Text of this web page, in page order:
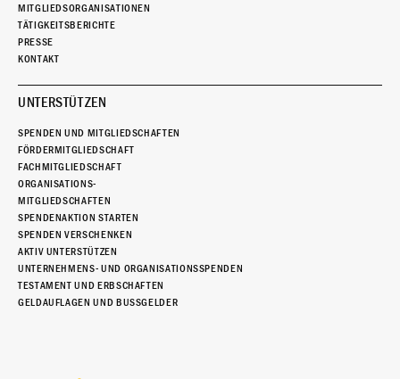
MITGLIEDSORGANISATIONEN
TÄTIGKEITSBERICHTE
PRESSE
KONTAKT
UNTERSTÜTZEN
SPENDEN UND MITGLIEDSCHAFTEN
FÖRDERMITGLIEDSCHAFT
FACHMITGLIEDSCHAFT
ORGANISATIONS-
MITGLIEDSCHAFTEN
SPENDENAKTION STARTEN
SPENDEN VERSCHENKEN
AKTIV UNTERSTÜTZEN
UNTERNEHMENS- UND ORGANISATIONSSPENDEN
TESTAMENT UND ERBSCHAFTEN
GELDAUFLAGEN UND BUSSGELDER